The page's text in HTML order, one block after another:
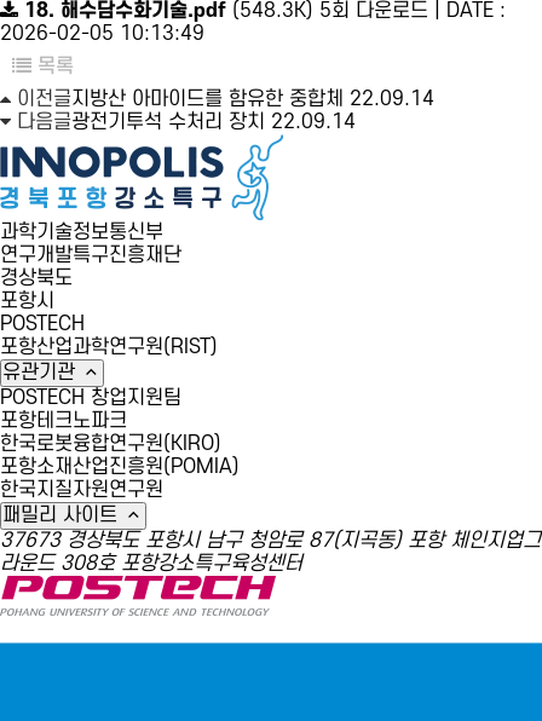
18. 해수담수화기술.pdf (548.3K) 5회 다운로드 | DATE :
2026-02-05 10:13:49
목록
이전글지방산 아마이드를 함유한 중합체
22.09.14
다음글광전기투석 수처리 장치 22.09.14
과학기술정보통신부
연구개발특구진흥재단
경상북도
포항시
POSTECH
포항산업과학연구원(RIST)
유관기관
POSTECH 창업지원팀
포항테크노파크
한국로봇융합연구원(KIRO)
포항소재산업진흥원(POMIA)
한국지질자원연구원
패밀리 사이트
37673 경상북도 포항시 남구 청암로 87(지곡동) 포항 체인지업그
라운드 308호 포항강소특구육성센터